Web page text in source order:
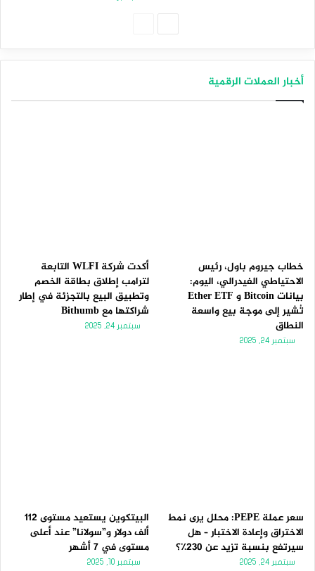
أخبار العملات الرقمية
خطاب جيروم باول، رئيس
الاحتياطي الفيدرالي، اليوم:
بيانات Bitcoin و Ether ETF
تُشير إلى موجة بيع واسعة
النطاق
سبتمبر 24, 2025
أكدت شركة WLFI التابعة
لترامب إطلاق بطاقة الخصم
وتطبيق البيع بالتجزئة في إطار
شراكتها مع Bithumb
سبتمبر 24, 2025
سعر عملة PEPE: محلل يرى نمط
الاختراق وإعادة الاختبار – هل
سيرتفع بنسبة تزيد عن 230٪؟
سبتمبر 24, 2025
البيتكوين يستعيد مستوى 112
ألف دولار و”سولانا” عند أعلى
مستوى في 7 أشهر
سبتمبر 10, 2025